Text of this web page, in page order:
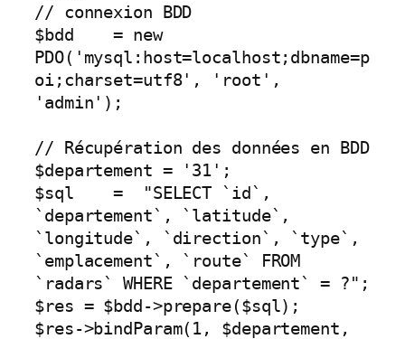
// connexion BDD
$bdd    = new
PDO('mysql:host=localhost;dbname=p
oi;charset=utf8', 'root',
'admin');
// Récupération des données en BDD
$departement = '31';
$sql    =  "SELECT `id`,
`departement`, `latitude`,
`longitude`, `direction`, `type`,
`emplacement`, `route` FROM
`radars` WHERE `departement` = ?";
$res = $bdd->prepare($sql);
$res->bindParam(1, $departement,